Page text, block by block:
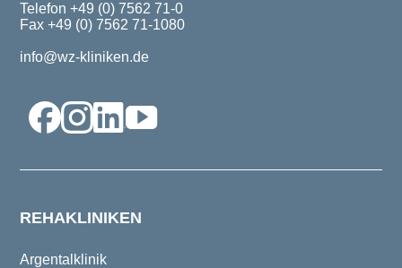
Telefon +49 (0) 7562 71-0
Fax +49 (0) 7562 71-1080
info@wz-kliniken.de
REHAKLINIKEN
Argentalklinik